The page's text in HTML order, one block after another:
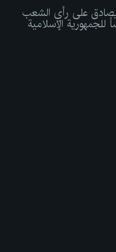
ويصادق على رأي الشعب
الإسلامية